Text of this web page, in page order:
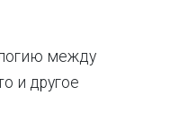
между
и другое